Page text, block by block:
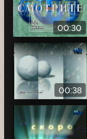
00:30
00:38